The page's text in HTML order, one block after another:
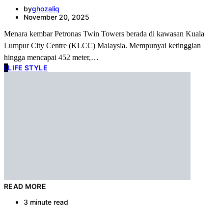
byghozaliq
November 20, 2025
Menara kembar Petronas Twin Towers berada di kawasan Kuala
Lumpur City Centre (KLCC) Malaysia. Mempunyai ketinggian
hingga mencapai 452 meter,…
LLIFE STYLE
READ MORE
3 minute read